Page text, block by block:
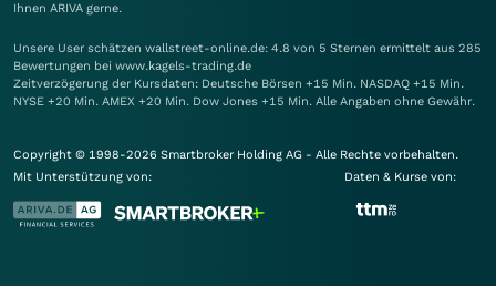
Ihnen ARIVA gerne.
Unsere User schätzen wallstreet-online.de: 4.8 von 5 Sternen ermittelt aus 285
Bewertungen bei www.kagels-trading.de
Zeitverzögerung der Kursdaten: Deutsche Börsen +15 Min. NASDAQ +15 Min.
NYSE +20 Min. AMEX +20 Min. Dow Jones +15 Min. Alle Angaben ohne Gewähr.
Copyright © 1998-2026 Smartbroker Holding AG - Alle Rechte vorbehalten.
Mit Unterstützung von:
Daten & Kurse von: